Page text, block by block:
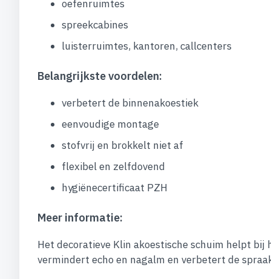
oefenruimtes
spreekcabines
luisterruimtes, kantoren, callcenters
Belangrijkste voordelen:
verbetert de binnenakoestiek
eenvoudige montage
stofvrij en brokkelt niet af
flexibel en zelfdovend
hygiënecertificaat PZH
Meer informatie:
Het decoratieve Klin akoestische schuim helpt
vermindert echo en nagalm en verbetert de